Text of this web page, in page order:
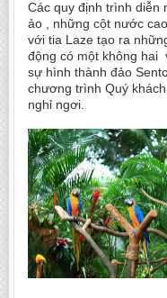
Các quy định trình diễn
ảo , những cột nước
với tia Laze tạo ra
động có một không hai
sự hình thành đảo
chương trình Quý
nghỉ ngơi.